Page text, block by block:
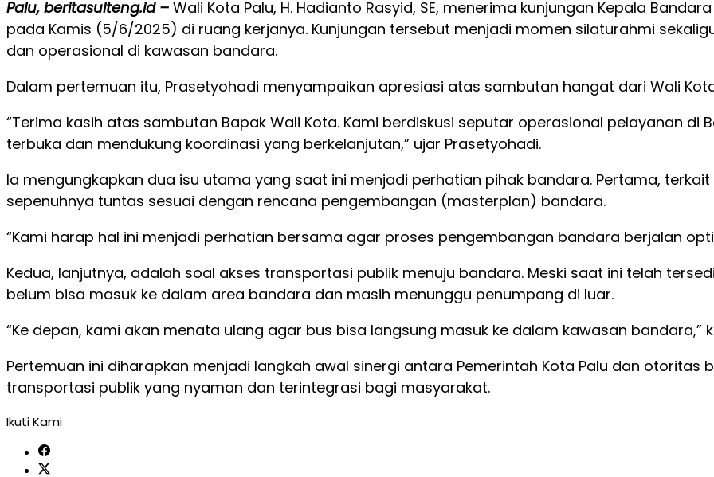
Palu, beritasulteng.id – Wali Kota Palu, H. Hadianto Rasyid, SE, menerima kunjungan Kepala
pada Kamis (5/6/2025) di ruang kerjanya. Kunjungan tersebut menjadi momen silaturahmi
dan operasional di kawasan bandara.
Dalam pertemuan itu, Prasetyohadi menyampaikan apresiasi atas sambutan hangat dari Wali
“Terima kasih atas sambutan Bapak Wali Kota. Kami berdiskusi seputar operasional pelayanan di
terbuka dan mendukung koordinasi yang berkelanjutan,” ujar Prasetyohadi.
Ia mengungkapkan dua isu utama yang saat ini menjadi perhatian pihak bandara. Pertama,
sepenuhnya tuntas sesuai dengan rencana pengembangan (masterplan) bandara.
“Kami harap hal ini menjadi perhatian bersama agar proses pengembangan bandara berjalan
Kedua, lanjutnya, adalah soal akses transportasi publik menuju bandara. Meski saat ini telah
belum bisa masuk ke dalam area bandara dan masih menunggu penumpang di luar.
“Ke depan, kami akan menata ulang agar bus bisa langsung masuk ke dalam kawasan bandara,”
Pertemuan ini diharapkan menjadi langkah awal sinergi antara Pemerintah Kota Palu dan
transportasi publik yang nyaman dan terintegrasi bagi masyarakat.
Ikuti Kami